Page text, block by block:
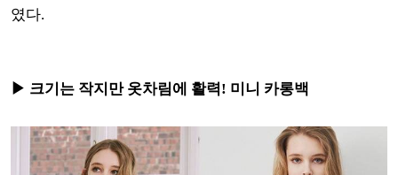
였다.
▶ 크기는 작지만 옷차림에 활력! 미니 카롱백